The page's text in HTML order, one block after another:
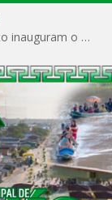
Prefeito Vivaldo Mendes e vice-prefeito Quito inauguram o CAPS e fortalecem a saúde pública em Anajás.